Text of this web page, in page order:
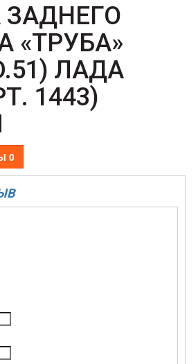
«ТРУБА»
ЛАДА
1443)
0